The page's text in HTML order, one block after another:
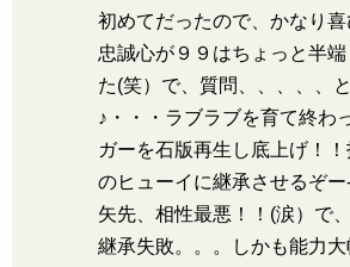
初めてだったので、かなり
忠誠心が９９はちょっと半
た(笑）で、質問、、、、、
♪・・・ラブラブを育て終わ
ガーを石版再生し底上げ！
のヒューイに継承させるぞ
矢先、相性最悪！！(涙）で
継承失敗。。。しかも能力大